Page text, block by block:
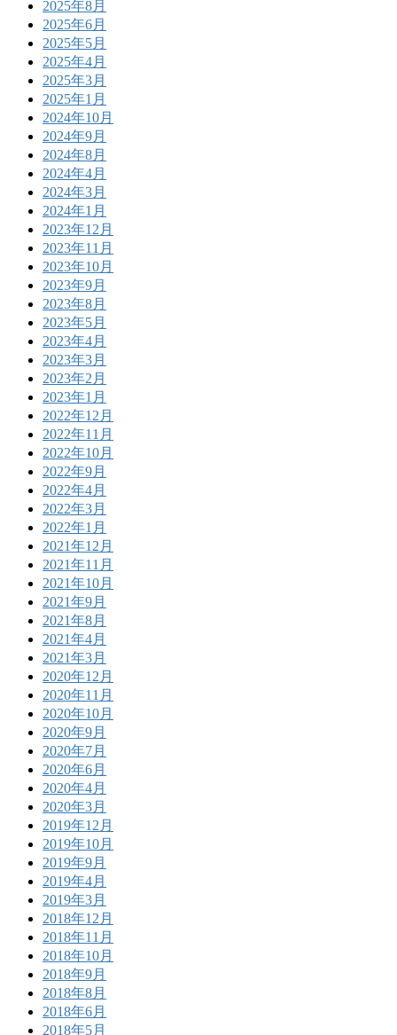
2025年8月
2025年6月
2025年5月
2025年4月
2025年3月
2025年1月
2024年10月
2024年9月
2024年8月
2024年4月
2024年3月
2024年1月
2023年12月
2023年11月
2023年10月
2023年9月
2023年8月
2023年5月
2023年4月
2023年3月
2023年2月
2023年1月
2022年12月
2022年11月
2022年10月
2022年9月
2022年4月
2022年3月
2022年1月
2021年12月
2021年11月
2021年10月
2021年9月
2021年8月
2021年4月
2021年3月
2020年12月
2020年11月
2020年10月
2020年9月
2020年7月
2020年6月
2020年4月
2020年3月
2019年12月
2019年10月
2019年9月
2019年4月
2019年3月
2018年12月
2018年11月
2018年10月
2018年9月
2018年8月
2018年6月
2018年5月